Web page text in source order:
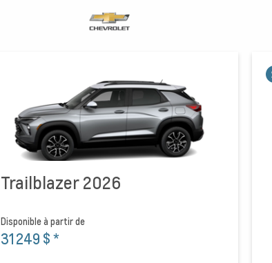
Trailblazer 2026
Disponible à partir de
31 249 $*